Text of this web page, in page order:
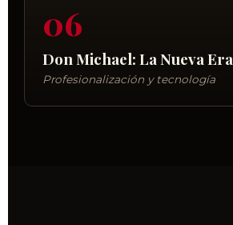
06
Don Michael: La Nueva Era
Profesionalización y tecnología